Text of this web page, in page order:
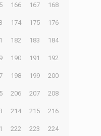
166 167 168
174 175 176
182 183 184
190 191 192
198 199 200
206 207 208
214 215 216
222 223 224